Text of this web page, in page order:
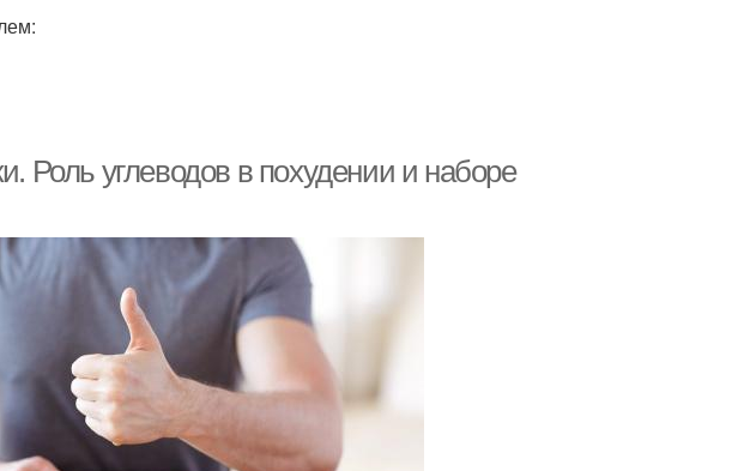
Роль углеводов в похудении и наборе